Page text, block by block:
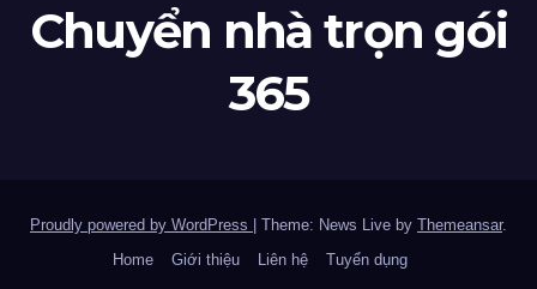
Chuyển nhà trọn gói
365
Proudly powered by WordPress Theme: News Live by Themeansar.
Home
Giới thiệu Liên hệ Tuyển dụng